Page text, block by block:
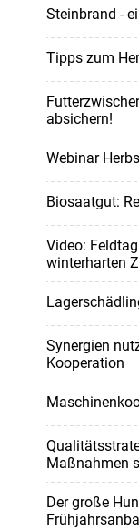
Steinbrand -
Tipps zum
absichern!
Webinar
Biosaatgut:
Video:
winterharten
Synergien
Kooperation
Maßnahmen
Der große